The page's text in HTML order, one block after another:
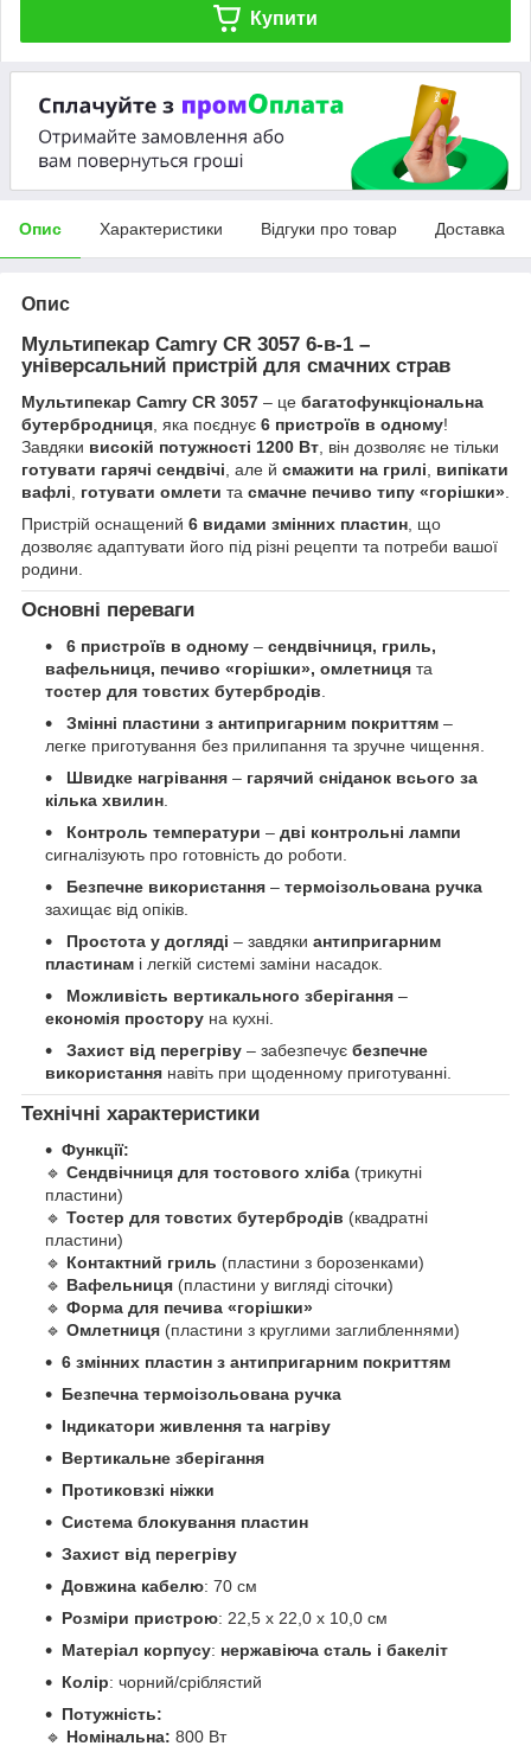
Купити
Опис Характеристики Відгуки про товар Доставка
Опис
Мультипекар Camry CR 3057 6-в-1 –
універсальний пристрій для смачних страв
Мультипекар Camry CR 3057 – це багатофункціональна
бутербродниця , яка поєднує 6 пристроїв в одному!
Завдяки високій потужності 1200 Вт , він дозволяє не тільки
готувати гарячі сендвічі , але й смажити на грилі
випікати
вафлі
готувати омлети та смачне печиво типу «горішки»
Пристрій оснащений 6 видами змінних пластин , що
дозволяє адаптувати його під різні рецепти та потреби вашої
родини.
Основні переваги
6 пристроїв в одному – сендвічниця, гриль,
вафельниця, печиво «горішки», омлетниця та
тостер для товстих бутербродів
Змінні пластини з антипригарним покриттям –
легке приготування без прилипання та зручне чищення.
Швидке нагрівання – гарячий сніданок всього за
кілька хвилин
Контроль температури – дві контрольні лампи
сигналізують про готовність до роботи.
Безпечне використання – термоізольована ручка
захищає від опіків.
Простота у догляді – завдяки антипригарним
пластинам і легкій системі заміни насадок.
Можливість вертикального зберігання –
економія простору на кухні.
Захист від перегріву – забезпечує безпечне
використання навіть при щоденному приготуванні.
Технічні характеристики
Функції:
🔹 Сендвічниця для тостового хліба (трикутні
пластини)
🔹 Тостер для товстих бутербродів (квадратні
пластини)
🔹 Контактний гриль (пластини з борозенками)
🔹 Вафельниця (пластини у вигляді сіточки)
🔹 Форма для печива «горішки»
🔹 Омлетниця (пластини з круглими заглибленнями)
6 змінних пластин з антипригарним покриттям
Безпечна термоізольована ручка
Індикатори живлення та нагріву
Вертикальне зберігання
Протиковзкі ніжки
Система блокування пластин
Захист від перегріву
Довжина кабелю: 70 см
Розміри пристрою: 22,5 x 22,0 x 10,0 см
Матеріал корпусу: нержавіюча сталь і бакеліт
Колір: чорний/сріблястий
Потужність:
🔹 Номінальна: 800 Вт